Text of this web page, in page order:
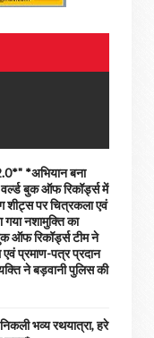
*अभियान बना
बुक ऑफ रिकॉर्ड्स में
शीट्स पर चित्रकला एवं
नशामुक्ति का
ऑफ रिकॉर्ड्स टीम ने
प्रमाण-पत्र प्रदान
ने बड़वानी पुलिस की
भव्य रथयात्रा, हरे